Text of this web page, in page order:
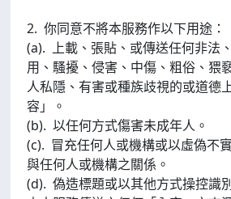
2. 你同意不將本服務作以下用途：
(a). 上載、張貼、或傳送任何非法
用、騷擾、侵害、中傷、粗俗、猥
人私隱、有害或種族歧視的或道德
容」。
(b). 以任何方式傷害未成年人。
(c). 冒充任何人或機構或以虛偽不
與任何人或機構之關係。
(d). 偽造標題或以其他方式操控識